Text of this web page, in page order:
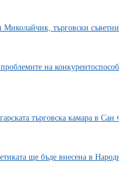
търговски
на
търговска камара в Сан
ще бъде внесена в